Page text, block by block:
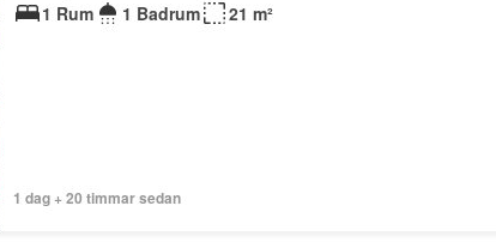
1 Rum
1 Badrum 21 m²
1 dag + 20 timmar sedan